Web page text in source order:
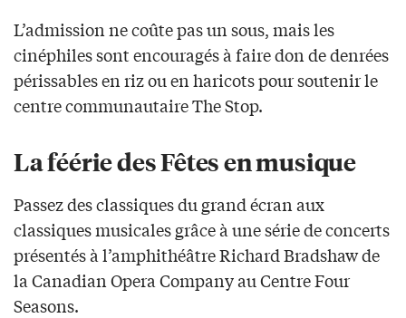
L’admission ne coûte pas un sous, mais les
cinéphiles sont encouragés à faire don de denrées
périssables en riz ou en haricots pour soutenir le
centre communautaire The Stop.
La féérie des Fêtes en musique
Passez des classiques du grand écran aux
classiques musicales grâce à une série de concerts
présentés à l’amphithéâtre Richard Bradshaw de
la Canadian Opera Company au Centre Four
Seasons.